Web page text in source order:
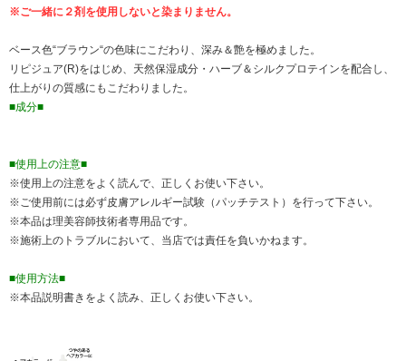
※ご一緒に２剤を使用しないと染まりません。
ベース色“ブラウン“の色味にこだわり、深み＆艶を極めました。
リピジュア(R)をはじめ、天然保湿成分・ハーブ＆シルクプロテインを配合し、
仕上がりの質感にもこだわりました。
■成分■
■使用上の注意■
※使用上の注意をよく読んで、正しくお使い下さい。
※ご使用前には必ず皮膚アレルギー試験（パッチテスト）を行って下さい。
※本品は理美容師技術者専用品です。
※施術上のトラブルにおいて、当店では責任を負いかねます。
■使用方法■
※本品説明書きをよく読み、正しくお使い下さい。